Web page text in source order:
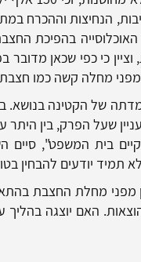
הנחיצות וההכרח
האוכלוסייה בהפיכת
וציין כי כפי שכאן
מפני מחלה קשה כמו
של הקטינה בנושא.
שעל הפרק, בין היתר
בית המשפט",
תמיד יודעים להבחין
מחלת החצבת
האם יוצגה בהליך